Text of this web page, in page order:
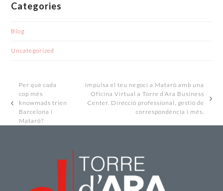
Categories
Blog
Uncategorized
previous
post:
Per què cada
cop més
knowmads trien
Barcelona i
Mataró?
next
Impulsa el teu negoci a Mataró amb una
Oficina Virtual a Torre d’Ara Business
Center. Direcció professional, gestió de
correspondència i més.